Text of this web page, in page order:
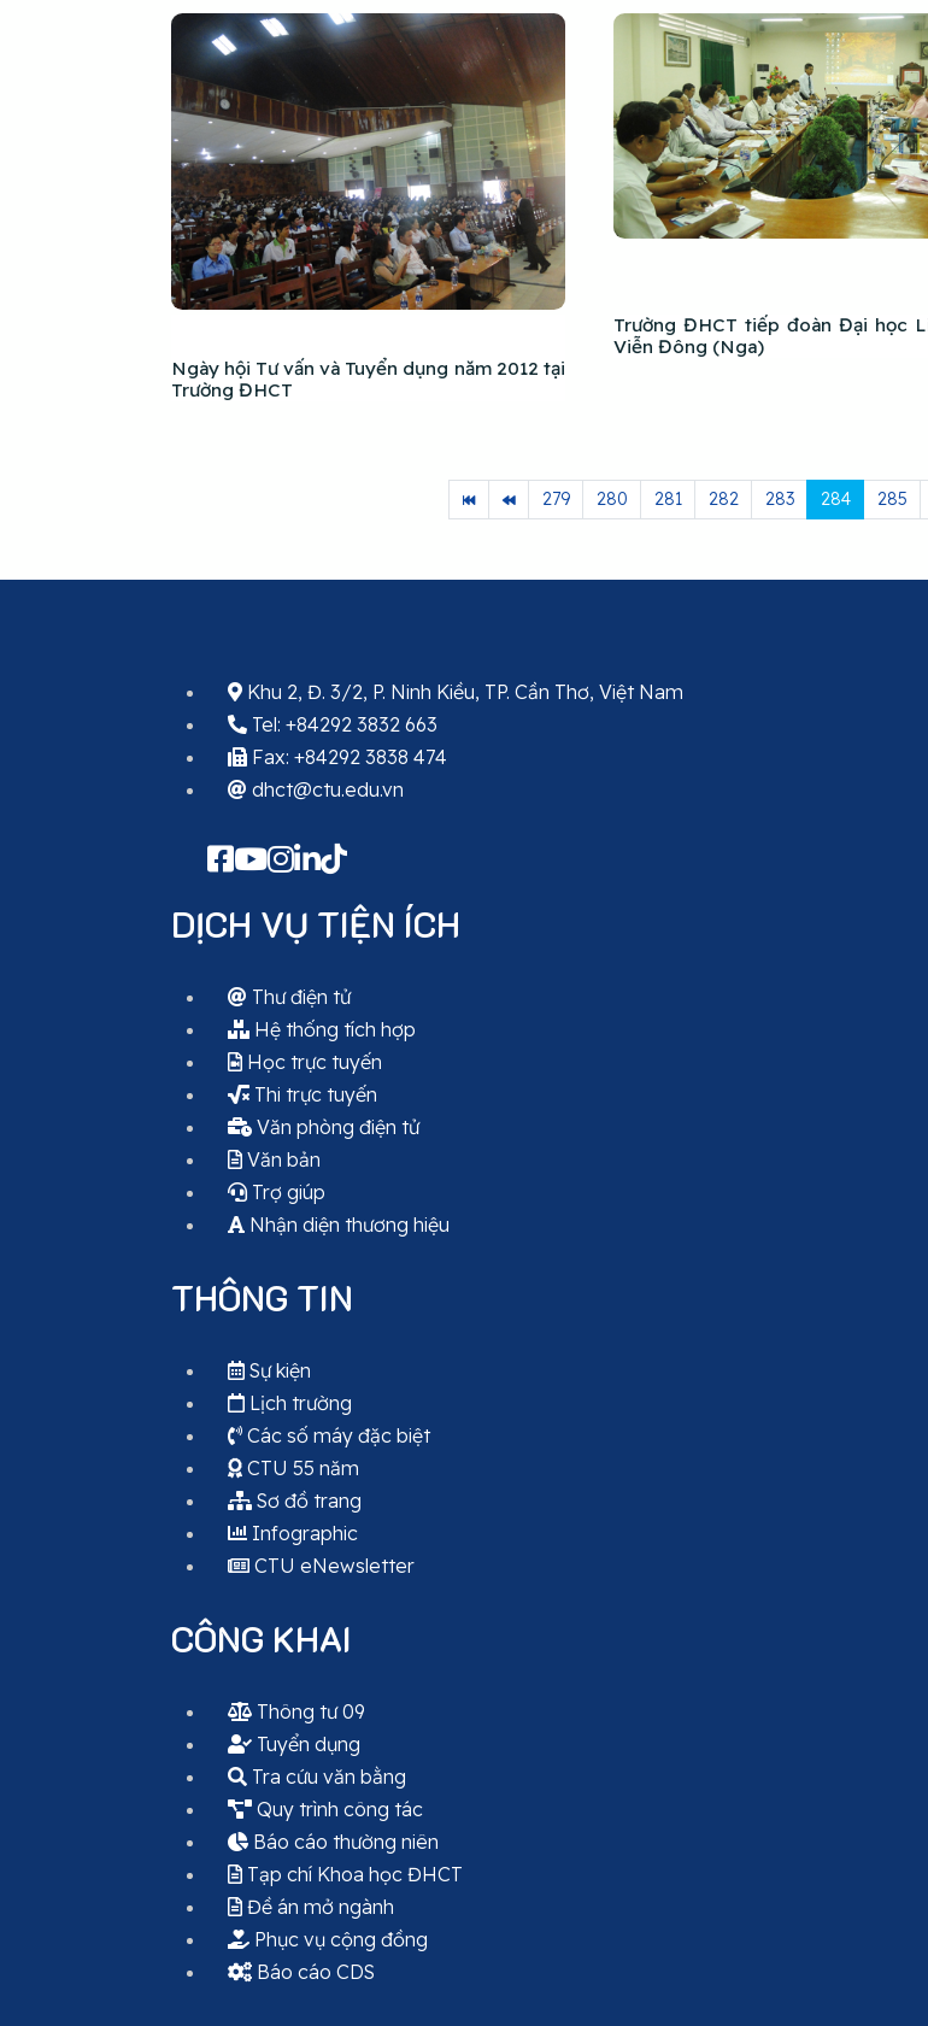
Ngày hội Tư vấn và Tuyển dụng năm 2012 tại
Trường ĐHCT
Trường ĐHCT tiếp đoàn Đại học
Viễn Đông (Nga)
279 280 281 282 283 284 285
Khu 2, Đ. 3/2, P. Ninh Kiều, TP. Cần Thơ, Việt Nam
Tel: +84292 3832 663
Fax: +84292 3838 474
dhct@ctu.edu.vn
DỊCH VỤ TIỆN ÍCH
Thư điện tử
Hệ thống tích hợp
Học trực tuyến
Thi trực tuyến
Văn phòng điện tử
Văn bản
Trợ giúp
Nhận diện thương hiệu
THÔNG TIN
Sự kiện
Lịch trường
Các số máy đặc biệt
CTU 55 năm
Sơ đồ trang
Infographic
CTU eNewsletter
CÔNG KHAI
Thông tư 09
Tuyển dụng
Tra cứu văn bằng
Quy trình công tác
Báo cáo thường niên
Tạp chí Khoa học ĐHCT
Đề án mở ngành
Phục vụ cộng đồng
Báo cáo CDS